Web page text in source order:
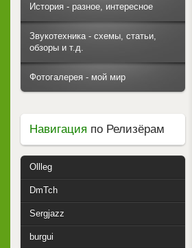
История - разное, интересное
Звукотехника - схемы, статьи,
обзоры и т.д.
Фотогалерея - мой мир
Навигация по Релизёрам
Ollleg
DmTch
Sergjazz
burgui